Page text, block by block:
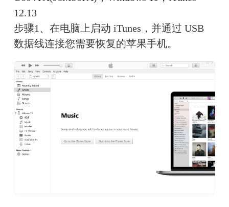
12.13
步骤1、在电脑上启动 iTunes，并通过 USB
数据线连接您需要恢复的苹果手机。